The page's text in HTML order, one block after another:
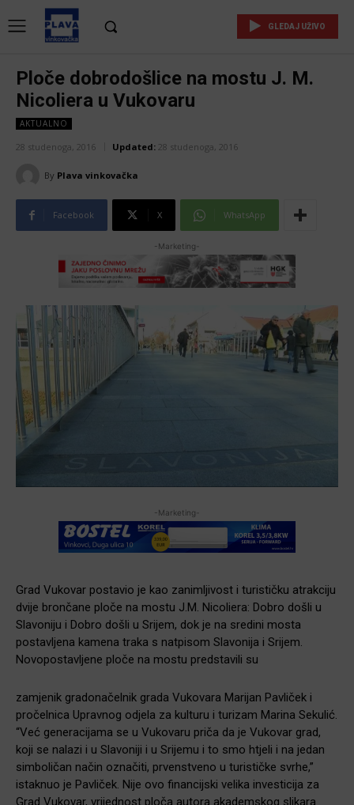
GLEDAJ UŽIVO
Ploče dobrodošlice na mostu J. M.
Nicoliera u Vukovaru
AKTUALNO
28 studenoga, 2016 Updated: 28 studenoga, 2016
By Plava vinkovačka
Facebook X WhatsApp
-Marketing-
-Marketing-
Grad Vukovar postavio je kao zanimljivost i turističku atrakciju
dvije brončane ploče na mostu J.M. Nicoliera: Dobro došli u
Slavoniju i Dobro došli u Srijem, dok je na sredini mosta
postavljena kamena traka s natpisom Slavonija i Srijem.
Novopostavljene ploče na mostu predstavili su
zamjenik gradonačelnik grada Vukovara Marijan Pavliček i
pročelnica Upravnog odjela za kulturu i turizam Marina Sekulić.
“Već generacijama se u Vukovaru priča da je Vukovar grad,
koji se nalazi i u Slavoniji i u Srijemu i to smo htjeli i na jedan
simboličan način označiti, prvenstveno u turističke svrhe,”
istaknuo je Pavliček. Nije ovo financijski velika investicija za
Grad Vukovar, vrijednost ploča autora akademskog slikara